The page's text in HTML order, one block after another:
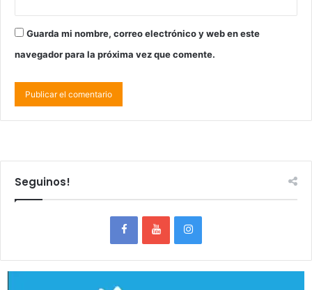
Guarda mi nombre, correo electrónico y web en este
navegador para la próxima vez que comente.
Seguinos!